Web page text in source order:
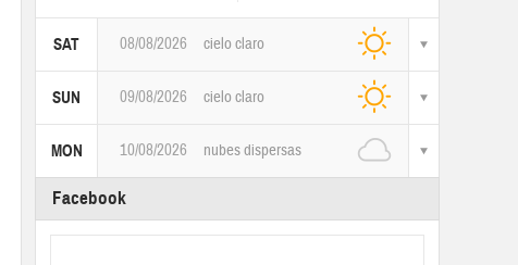
SAT 08/08/2026 cielo claro
SUN 09/08/2026 cielo claro
MON 10/08/2026 nubes dispersas
Facebook